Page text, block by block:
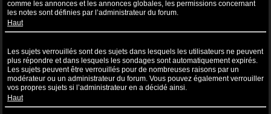
comme les annonces et les annonces globales, les permissions concernant
les notes sont définies par l’administrateur du forum.
Haut
Les sujets verrouillés sont des sujets dans lesquels les utilisateurs ne peuvent
plus répondre et dans lesquels les sondages sont automatiquement expirés.
Les sujets peuvent être verrouillés pour de nombreuses raisons par un
modérateur ou un administrateur du forum. Vous pouvez également verrouiller
vos propres sujets si l’administrateur en a décidé ainsi.
Haut